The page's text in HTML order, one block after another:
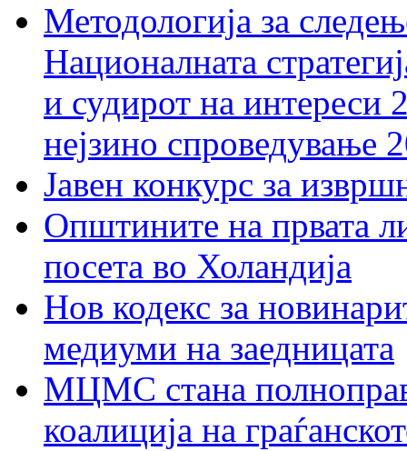
Методологија за
Националната
и судирот на интереси
нејзино спроведување
Јавен конкурс за
Општините на првата
посета во Холандија
Нов кодекс за
медиуми на заедницата
МЦМС стана
коалиција на